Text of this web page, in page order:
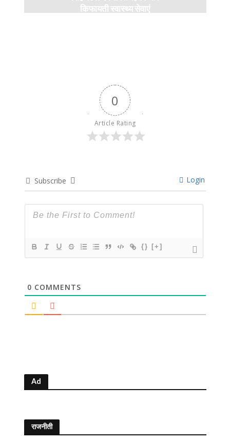
किफायती स्वास्थ्य सेवाएं
0
Article Rating
Subscribe Login
{} [+]
0 COMMENTS
Ad
राजनीती